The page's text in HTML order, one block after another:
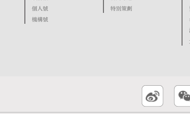
個人號
機構號
特別策劃